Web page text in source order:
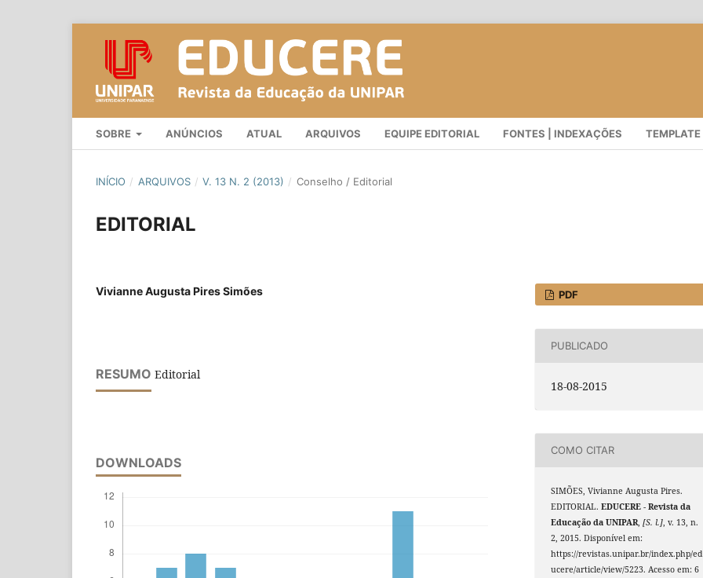
SOBRE ANÚNCIOS ATUAL ARQUIVOS EQUIPE EDITORIAL FONTES | INDEXAÇÕES TEMPLATE
INÍCIO / ARQUIVOS / V. 13 N. 2 (2013) / Conselho / Editorial
EDITORIAL
Vivianne Augusta Pires Simões
RESUMO Editorial
DOWNLOADS
PDF
PUBLICADO
18-08-2015
COMO CITAR
SIMÕES, Vivianne Augusta Pires.
EDITORIAL.EDUCERE - Revista da
Educação da UNIPAR,[S. l.], v. 13, n.
2, 2015. Disponível em:
https://revistas.unipar.br/index.php/ed
ucere/article/view/5223. Acesso em: 6